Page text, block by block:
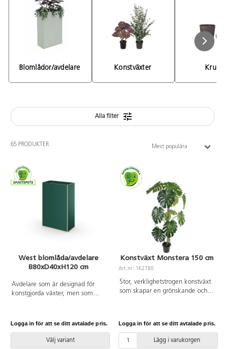
Blomlådor/avdelare Konstväxter
Alla filter
65 PRODUKTER Mest populära
West blomlåda/avdelare
B80xD40xH120 cm
Avdelare som är designad för
konstgjorda växter, men som
20 cm från ovankant. Material
plywoodlook. Vändbar. Filttassar.
Logga in för att se ditt avtalade pris.
Välj variant
Konstväxt Monstera 150 cm
Art.nr: 162780
Stor, verklighetstrogen konstväxt
som skapar en grönskande och
inte missfärgad och behöver
varken solljus eller vatten. Höjd
kruka: 19 cm. Diam. topp av
Logga in för att se ditt avtalade pris.
Lägg i varukorgen